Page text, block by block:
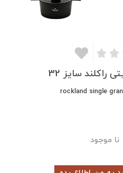
راکلند سایز 32
rockland single
نا موجود